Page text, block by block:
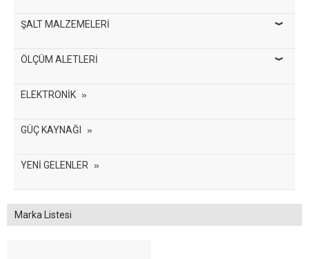
ŞALT MALZEMELERİ
ÖLÇÜM ALETLERİ
ELEKTRONİK
GÜÇ KAYNAĞI
YENİ GELENLER
Marka Listesi